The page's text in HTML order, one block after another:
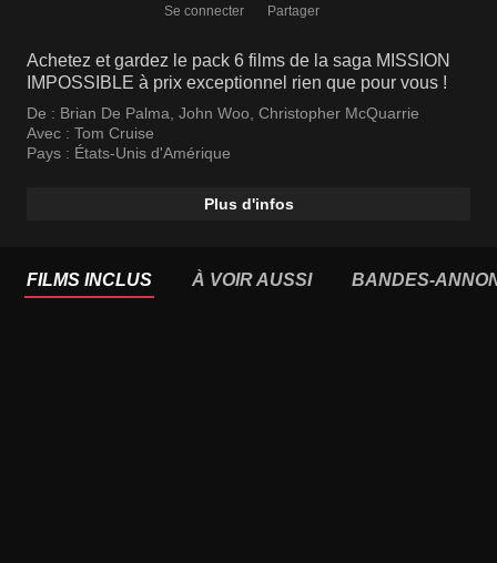
Se connecter Partager
Achetez et gardez le pack 6 films de la saga MISSION
IMPOSSIBLE à prix exceptionnel rien que pour vous !
De : Brian De Palma John Woo Christopher McQuarrie
Avec : Tom Cruise
Pays : États-Unis d'Amérique
Plus d'infos
FILMS INCLUS À VOIR AUSSI BANDES-